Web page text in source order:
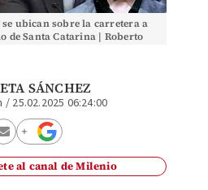
ubican sobre la carretera a
de Santa Catarina | Roberto
SÁNCHEZ
/ 25.02.2025 06:24:00
al canal de Milenio